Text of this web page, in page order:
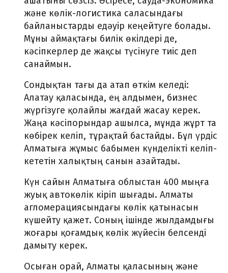
және көлік-логистика саласындағы
байланыстарды едәуір кеңейтуге болады.
Мұны аймақтағы билік өкілдері де,
кәсіпкерлер де жақсы түсінуге тиіс деп
санаймын.
Сондықтан тағы да атап өткім келеді:
Алатау қаласында, ең алдымен, бизнес
жүргізуге қолайлы жағдай жасау керек.
Жаңа кәсіпорындар ашылса, мұнда жұрт та
көбірек келіп, тұрақтай бастайды. Бұл үрдіс
Алматыға жұмыс бабымен күнделікті келіп-
кететін халықтың санын азайтады.
Күн сайын Алматыға облыстан 400 мыңға
жуық автокөлік кіріп шығады. Алматы
агломерациясындағы көлік қатынасын
күшейту қажет. Соның ішінде жылдамдығы
жоғары қоғамдық көлік жүйесін белсенді
дамыту керек.
Осыған орай, Алматы қаласының және